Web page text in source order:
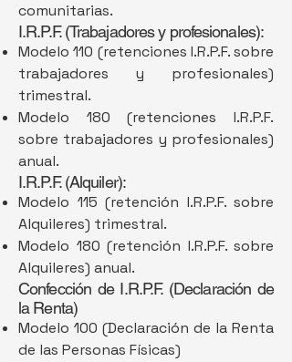
comunitarias.
I.R.P.F. (Trabajadores y profesionales):
Modelo 110 (retenciones I.R.P.F. sobre
trabajadores y profesionales)
trimestral.
Modelo 180 (retenciones I.R.P.F.
sobre trabajadores y profesionales)
anual.
I.R.P.F. (Alquiler):
Modelo 115 (retención I.R.P.F. sobre
Alquileres) trimestral.
Modelo 180 (retención I.R.P.F. sobre
Alquileres) anual.
Confección de I.R.P.F. (Declaración de
la Renta)
Modelo 100 (Declaración de la Renta
de las Personas Físicas)